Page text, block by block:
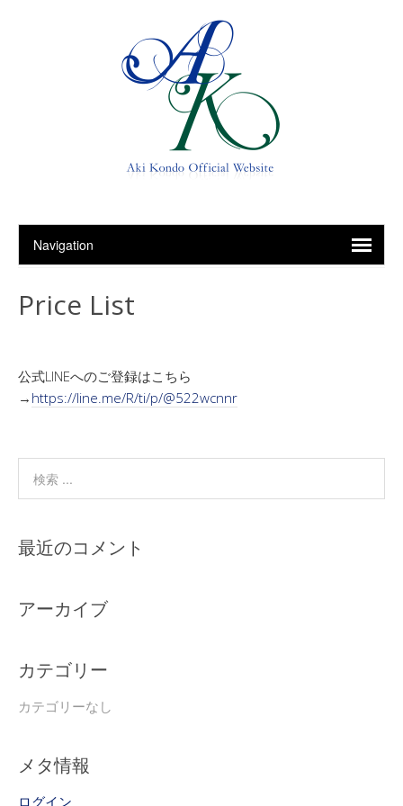
Price List
公式LINEへのご登録はこちら
→ https://line.me/R/ti/p/@522wcnnr
最近のコメント
アーカイブ
カテゴリー
カテゴリーなし
メタ情報
ログイン